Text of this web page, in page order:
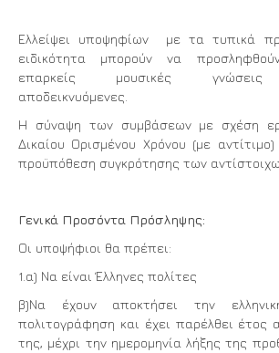
Ελλείψει υποψηφίων με τα τυπικά
ειδικότητα μπορούν να
επαρκείς μουσικές γνώσεις
αποδεικνυόμενες.
Η σύναψη των συμβάσεων με σχέση
Δικαίου Ορισμένου Χρόνου (με
προϋπόθεση συγκρότησης των
Γενικά Προσόντα Πρόσληψης:
Οι υποψήφιοι θα πρέπει:
1.α) Να είναι Έλληνες πολίτες
β)Να έχουν αποκτήσει την
πολιτογράφηση και έχει παρέλθει έτος
της, μέχρι την ημερομηνία λήξης της